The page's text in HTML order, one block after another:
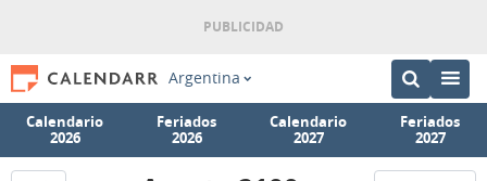
Argentina
Calendario
2026
Feriados
2026
Calendario
2027
Feriados
2027